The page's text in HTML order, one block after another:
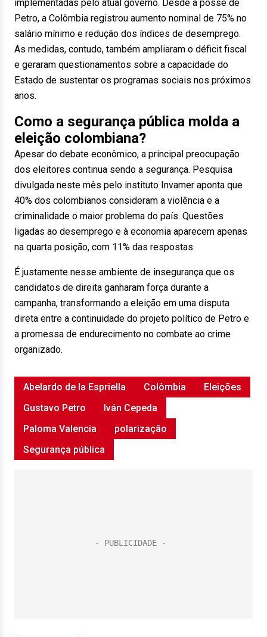
implementadas pelo atual governo. Desde a posse de
Petro, a Colômbia registrou aumento nominal de 75% no
salário mínimo e redução dos índices de desemprego.
As medidas, contudo, também ampliaram o déficit fiscal
e geraram questionamentos sobre a capacidade do
Estado de sustentar os programas sociais nos próximos
anos.
Como a segurança pública molda a
eleição colombiana?
Apesar do debate econômico, a principal preocupação
dos eleitores continua sendo a segurança. Pesquisa
divulgada neste mês pelo instituto Invamer aponta que
40% dos colombianos consideram a violência e a
criminalidade o maior problema do país. Questões
ligadas ao desemprego e à economia aparecem apenas
na quarta posição, com 11% das respostas.
É justamente nesse ambiente de insegurança que os
candidatos de direita ganharam força durante a
campanha, transformando a eleição em uma disputa
direta entre a continuidade do projeto político de Petro e
a promessa de endurecimento no combate ao crime
organizado.
Abelardo de la Espriella Colômbia
Eleições
Gustavo Petro
Iván Cepeda
Paloma Valencia
polarização
Segurança pública